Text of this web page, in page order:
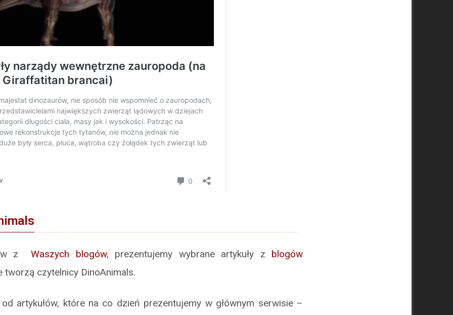
zWaszych blogów, prezentujemy wybrane artykuły z blogów
czytelnicy DinoAnimals.
artykułów, które na co dzień prezentujemy w głównym serwisie –